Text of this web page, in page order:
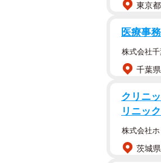
東京
医療事
株式会社
千葉
クリニ
リニッ
株式会社
茨城